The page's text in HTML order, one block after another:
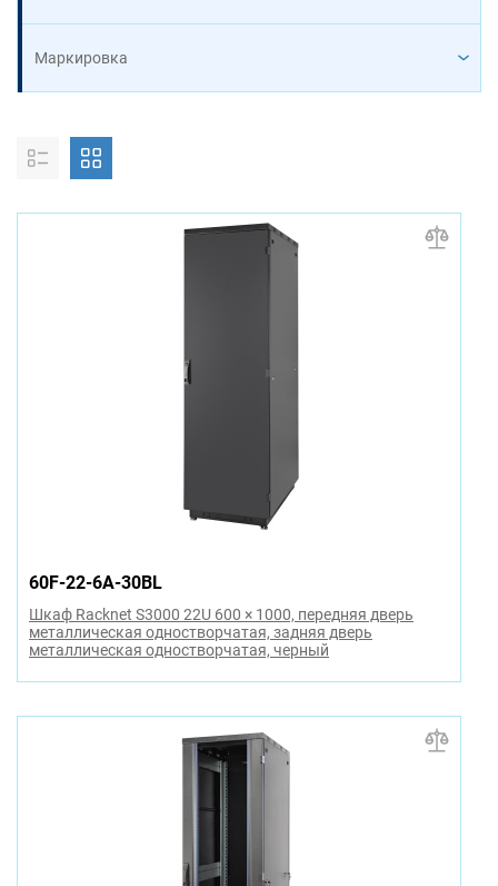
Маркировка
60F-22-6A-30BL
Шкаф Racknet S3000 22U 600 × 1000, передняя дверь
металлическая одностворчатая, задняя дверь
металлическая одностворчатая, черный